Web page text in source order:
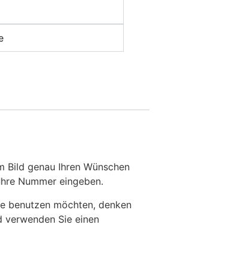
Bild genau Ihren Wünschen
Nummer eingeben.
benutzen möchten, denken
verwenden Sie einen